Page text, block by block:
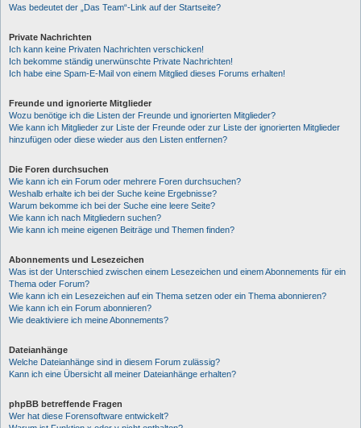
Was bedeutet der „Das Team“-Link auf der Startseite?
Private Nachrichten
Ich kann keine Privaten Nachrichten verschicken!
Ich bekomme ständig unerwünschte Private Nachrichten!
Ich habe eine Spam-E-Mail von einem Mitglied dieses Forums erhalten!
Freunde und ignorierte Mitglieder
Wozu benötige ich die Listen der Freunde und ignorierten Mitglieder?
Wie kann ich Mitglieder zur Liste der Freunde oder zur Liste der ignorierten Mitglieder
hinzufügen oder diese wieder aus den Listen entfernen?
Die Foren durchsuchen
Wie kann ich ein Forum oder mehrere Foren durchsuchen?
Weshalb erhalte ich bei der Suche keine Ergebnisse?
Warum bekomme ich bei der Suche eine leere Seite?
Wie kann ich nach Mitgliedern suchen?
Wie kann ich meine eigenen Beiträge und Themen finden?
Abonnements und Lesezeichen
Was ist der Unterschied zwischen einem Lesezeichen und einem Abonnements für ein
Thema oder Forum?
Wie kann ich ein Lesezeichen auf ein Thema setzen oder ein Thema abonnieren?
Wie kann ich ein Forum abonnieren?
Wie deaktiviere ich meine Abonnements?
Dateianhänge
Welche Dateianhänge sind in diesem Forum zulässig?
Kann ich eine Übersicht all meiner Dateianhänge erhalten?
phpBB betreffende Fragen
Wer hat diese Forensoftware entwickelt?